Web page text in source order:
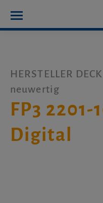
HERSTELLER
neuwertig
FP3
Digital